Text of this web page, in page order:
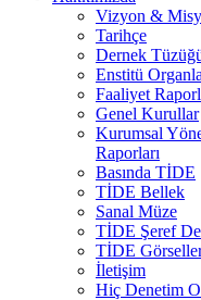
Vizyon &
Tarihçe
Dernek
Enstitü
Faaliyet
Genel Kurullar
Kurumsal
Raporları
Basında TİDE
TİDE Bellek
Sanal Müze
TİDE Şeref
TİDE
İletişim
Hiç Denetim